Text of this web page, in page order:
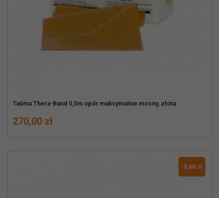
Taśma Thera-Band 5,5m opór maksymalnie mocny, złota
Cena
270,00 zł
-5,60 zł